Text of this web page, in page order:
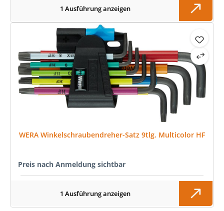
1 Ausführung anzeigen
WERA Winkelschraubendreher-Satz 9tlg. Multicolor HF
Preis nach Anmeldung sichtbar
1 Ausführung anzeigen